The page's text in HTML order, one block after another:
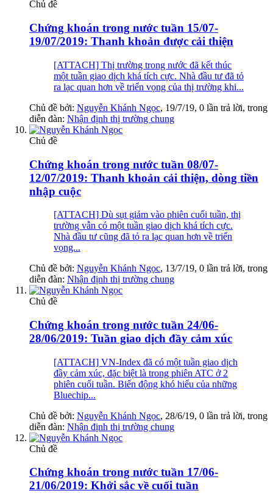
Chủ đề
Chứng khoán trong nước tuần 15/07-
19/07/2019: Thanh khoản được cải thiện
[ATTACH] Thị trường trong nước đã kết thúc
một tuần giao dịch khá tích cực. Nhà đầu tư đã tỏ
ra lạc quan hơn về triển vọng của thị trường khi...
Chủ đề bởi: Nguyễn Khánh Ngọc, 19/7/19, 0 lần trả lời, trong
diễn đàn: Nhận định thị trường chung
Chủ đề
Chứng khoán trong nước tuần 08/07-
12/07/2019: Thanh khoản cải thiện, dòng tiền
nhập cuộc
[ATTACH] Dù sụt giảm vào phiên cuối tuần, thị
trường vẫn có một tuần giao dịch khá tích cực.
Nhà đầu tư cũng đã tỏ ra lạc quan hơn về triển
vọng...
Chủ đề bởi: Nguyễn Khánh Ngọc, 13/7/19, 0 lần trả lời, trong
diễn đàn: Nhận định thị trường chung
Chủ đề
Chứng khoán trong nước tuần 24/06-
28/06/2019: Tuần giao dịch đầy cảm xúc
[ATTACH] VN-Index đã có một tuần giao dịch
đầy cảm xúc, đặc biệt là trong phiên ATC ở 2
phiên cuối tuần. Biến động khó hiểu của những
Bluechip...
Chủ đề bởi: Nguyễn Khánh Ngọc, 28/6/19, 0 lần trả lời, trong
diễn đàn: Nhận định thị trường chung
Chủ đề
Chứng khoán trong nước tuần 17/06-
21/06/2019: Khởi sắc về cuối tuần